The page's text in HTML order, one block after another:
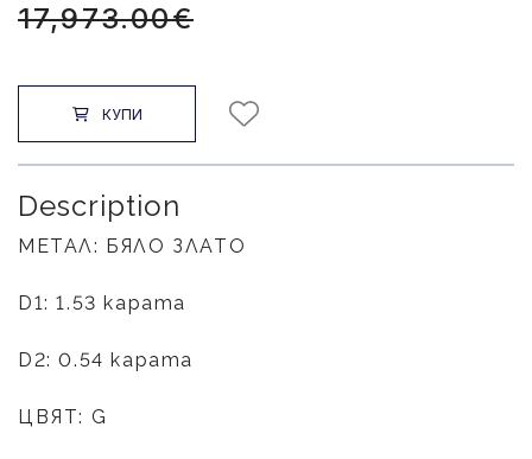
17,973.00€
КУПИ
Description
МЕТАЛ: БЯЛО ЗЛАТО
D1: 1.53 карата
D2: 0.54 карата
ЦВЯТ: G